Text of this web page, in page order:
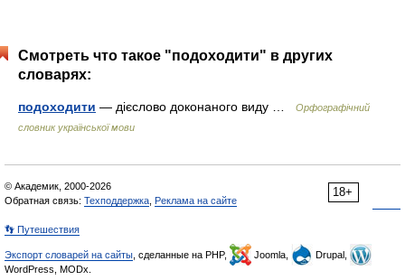
Смотреть что такое "подоходити" в других
словарях:
подоходити — дієслово доконаного виду …
Орфографічний
словник української мови
18+
© Академик, 2000-2026
Обратная связь: Техподдержка Реклама на сайте
👣 Путешествия
Экспорт словарей на сайты , сделанные на PHP, Joomla,
Drupal,
WordPress, MODx.